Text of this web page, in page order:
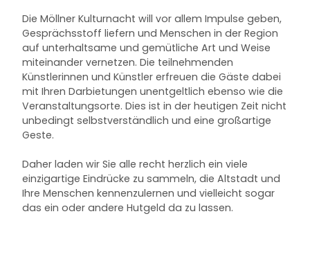
Die Möllner Kulturnacht will vor allem Impulse geben,
Gesprächsstoff liefern und Menschen in der Region
auf unterhaltsame und gemütliche Art und Weise
miteinander vernetzen. Die teilnehmenden
Künstlerinnen und Künstler erfreuen die Gäste dabei
mit Ihren Darbietungen unentgeltlich ebenso wie die
Veranstaltungsorte. Dies ist in der heutigen Zeit nicht
unbedingt selbstverständlich und eine großartige
Geste.
Daher laden wir Sie alle recht herzlich ein viele
einzigartige Eindrücke zu sammeln, die Altstadt und
Ihre Menschen kennenzulernen und vielleicht sogar
das ein oder andere Hutgeld da zu lassen.